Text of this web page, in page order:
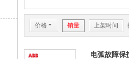
价格 6 销量 上架时间
电弧故障保